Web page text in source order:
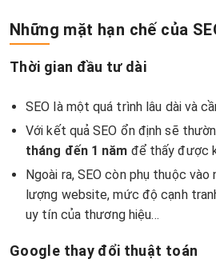
Những mặt hạn chế của
Thời gian đầu tư dài
SEO là một quá trình lâu dài và
Với kết quả SEO ổn định sẽ
tháng đến 1 năm để thấy được
Ngoài ra, SEO còn phụ thuộc
lượng website, mức độ cạnh
uy tín của thương hiệu…
Google thay đổi thuật toán